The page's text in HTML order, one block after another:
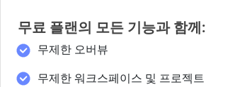
무료 플랜의 모든 기능과 함께:
무제한 오버뷰
무제한 워크스페이스 및 프로젝트